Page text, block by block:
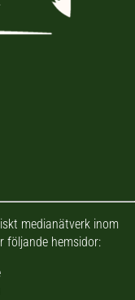
medianätverk inom
följande hemsidor: